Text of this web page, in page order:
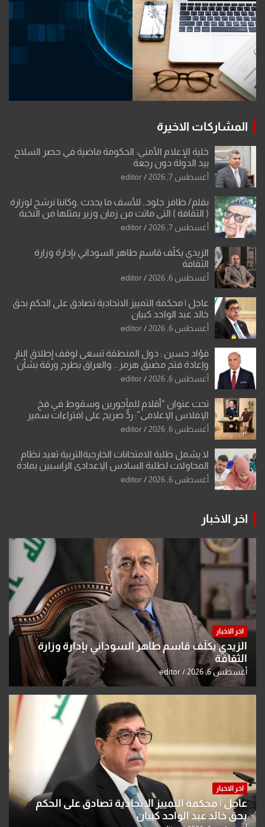
المشاركات الاخيرة
خلية الإعلام الأمني: الحكومة ماضية في حصر السلاح
بيد الدولة دون رجعة
أغسطس 7, 2026 editor
بقلم/ ظافر جلود.. للأسف ما يحدث .وكاننا نرشح لوزارة
( الثقافة ) التي ماتت من زمان وزير يمثلها من النخبة
والإرث العظيم للثقافة العراقية..
أغسطس 7, 2026 editor
الزيدي يكلّف قاسم طاهر السوداني بإدارة وزارة
الثقافة
أغسطس 6, 2026 editor
عاجل | محكمة التمييز الاتحادية تصادق على الحكم بحق
خالد عبد الواحد كبيان
أغسطس 6, 2026 editor
فؤاد حسين : دول المنطقة تسعى لوقف إطلاق النار
وإعادة فتح مضيق هرمز .. والعراق يطرح ورقة بشأن
تحولات القدس
أغسطس 6, 2026 editor
تحت عنوان “أقلام للمأجورين وسقوط في فخ
الإفلاس الإعلامي”: ردٌّ صريح على افتراءات سمير
الشكرجي
أغسطس 6, 2026 editor
لا يشمل طلبة الامتحانات الخارجيةالتربية تعيد نظام
المحاولات لطلبة السادس الإعدادي الراسبين بمادة
أو مادتين
أغسطس 6, 2026 editor
اخر الاخبار
اخر الاخبار
الزيدي يكلّف قاسم طاهر السوداني بإدارة وزارة
الثقافة
أغسطس 6, 2026 editor
اخر الاخبار
عاجل | محكمة التمييز الاتحادية تصادق على الحكم
بحق خالد عبد الواحد كبيان